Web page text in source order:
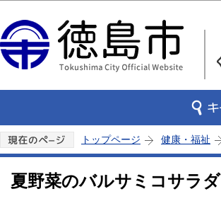
トップページ 健康・福祉
夏野菜のバルサミコサラダ